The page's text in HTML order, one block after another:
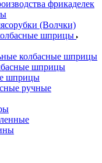
фрикаделек
(Волчки)
шприцы
колбасные шприцы
шприцы
шприцы
ручные